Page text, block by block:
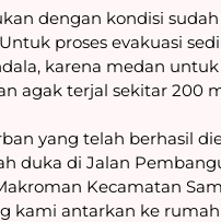
dengan kondisi sudah
proses evakuasi
karena medan
agak terjal sekitar 200
yang telah berhasil
duka di Jalan
Kecamatan
kami antarkan ke